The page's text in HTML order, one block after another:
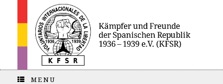
MENU